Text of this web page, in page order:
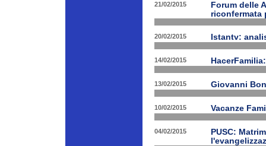
21/02/2015
Forum delle
riconfermata
20/02/2015 Istantv:
14/02/2015
13/02/2015 Giovanni
10/02/2015 Vacanze
04/02/2015
PUSC: